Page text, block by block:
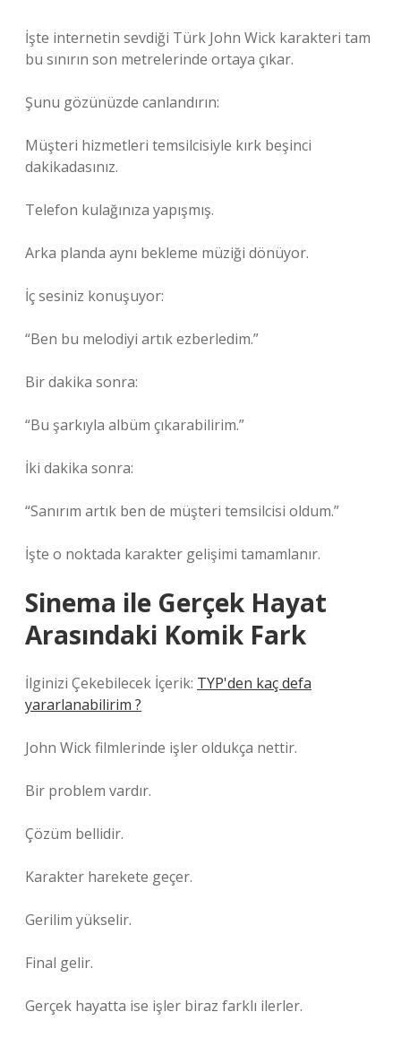
İşte internetin sevdiği Türk John Wick karakteri tam
bu sınırın son metrelerinde ortaya çıkar.
Şunu gözünüzde canlandırın:
Müşteri hizmetleri temsilcisiyle kırk beşinci
dakikadasınız.
Telefon kulağınıza yapışmış.
Arka planda aynı bekleme müziği dönüyor.
İç sesiniz konuşuyor:
“Ben bu melodiyi artık ezberledim.”
Bir dakika sonra:
“Bu şarkıyla albüm çıkarabilirim.”
İki dakika sonra:
“Sanırım artık ben de müşteri temsilcisi oldum.”
İşte o noktada karakter gelişimi tamamlanır.
Sinema ile Gerçek Hayat
Arasındaki Komik Fark
İlginizi Çekebilecek İçerik: TYP'den kaç defa
yararlanabilirim ?
John Wick filmlerinde işler oldukça nettir.
Bir problem vardır.
Çözüm bellidir.
Karakter harekete geçer.
Gerilim yükselir.
Final gelir.
Gerçek hayatta ise işler biraz farklı ilerler.